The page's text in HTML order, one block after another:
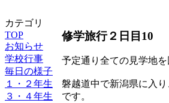
カテゴリ
TOP
お知らせ
学校行事
毎日の様子
１・２年生
３・４年生
修学旅行２日目10
予定通り全ての見学地
磐越道中で新潟県に入
です。